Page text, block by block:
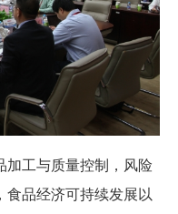
加工与质量控制，风险
食品经济可持续发展以